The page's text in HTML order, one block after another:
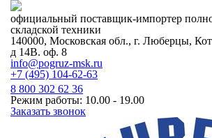
официальный поставщик-импортер
складской техники
140000, Московская обл., г. Люберцы,
д 14В. оф. 8
info@pogruz-msk.ru
+7 (495) 104-62-63
8 800 302 62 36
Режим работы: 10.00 - 19.00
Заказать звонок